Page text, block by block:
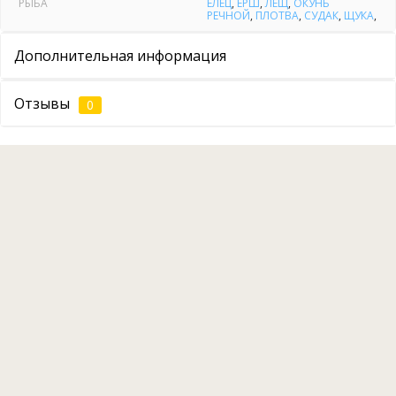
Яранги
РЫБА ЕЛЕЦ, ЁРШ,ЛЕЩ, ОКУНЬ
РЕЧНОЙ, ПЛОТВА, СУДАК, ЩУКА,
Дополнительная информация
Отзывы 0